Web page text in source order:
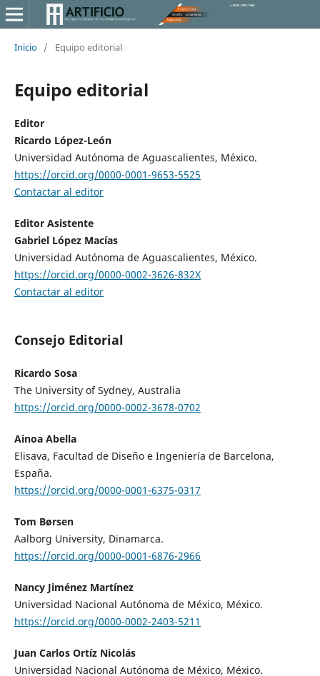
Inicio / Equipo editorial
Equipo editorial
Editor
Ricardo López-León
Universidad Autónoma de Aguascalientes, México.
https://orcid.org/0000-0001-9653-5525
Contactar al editor
Editor Asistente
Gabriel López Macías
Universidad Autónoma de Aguascalientes, México.
https://orcid.org/0000-0002-3626-832X
Contactar al editor
Consejo Editorial
Ricardo Sosa
The University of Sydney, Australia
https://orcid.org/0000-0002-3678-0702
Ainoa Abella
Elisava, Facultad de Diseño e Ingeniería de Barcelona,
España.
https://orcid.org/0000-0001-6375-0317
Tom Børsen
Aalborg University, Dinamarca.
https://orcid.org/0000-0001-6876-2966
Nancy Jiménez Martínez
Universidad Nacional Autónoma de México, México.
https://orcid.org/0000-0002-2403-5211
Juan Carlos Ortíz Nicolás
Universidad Nacional Autónoma de México, México.